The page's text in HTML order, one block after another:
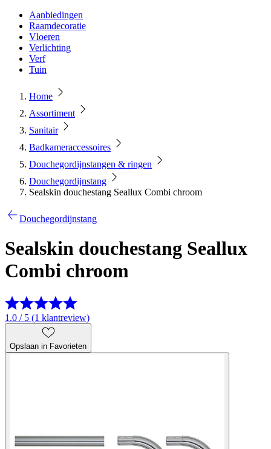
Aanbiedingen
Raamdecoratie
Vloeren
Verlichting
Verf
Tuin
Home
Assortiment
Sanitair
Badkameraccessoires
Douchegordijnstangen & ringen
Douchegordijnstang
Sealskin douchestang Seallux Combi chroom
Douchegordijnstang
Sealskin douchestang Seallux
Combi chroom
1.0 / 5 (1 klantreview)
Opslaan in Favorieten